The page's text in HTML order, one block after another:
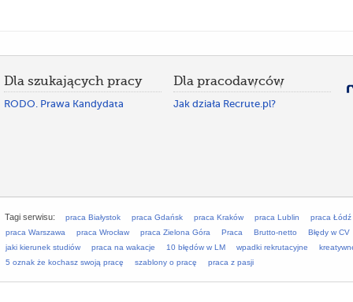
Dla szukających pracy
RODO. Prawa Kandydata
Dla pracodawców
Jak działa Recrute.pl?
Tagi serwisu: praca Białystok praca Gdańsk praca Kraków praca Lublin
praca Łódź
praca Warszawa
praca Wrocław praca Zielona Góra Praca Brutto-netto
Błędy w CV
jaki kierunek studiów
praca na wakacje 10 błędów w LM wpadki rekrutacyjne
5 oznak że kochasz swoją pracę
szablony o pracę praca z pasji